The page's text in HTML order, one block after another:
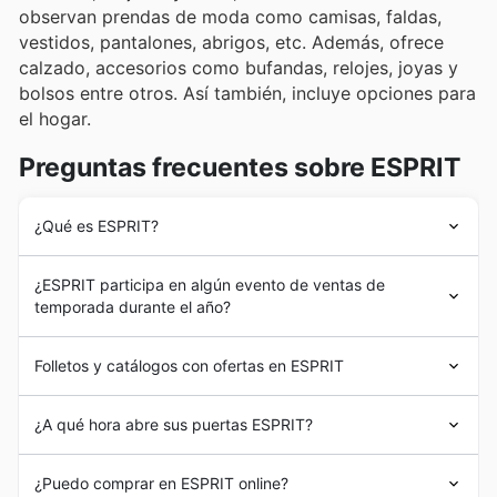
observan prendas de moda como camisas, faldas,
vestidos, pantalones, abrigos, etc. Además, ofrece
calzado, accesorios como bufandas, relojes, joyas y
bolsos entre otros. Así también, incluye opciones para
el hogar.
Preguntas frecuentes sobre ESPRIT
¿Qué es ESPRIT?
la pareja Susie y Doug Tompkins, inspirados en el
espíritu revolucionario de la época, dieron vida a la
marca caracterizada por representar personas reales
brindándoles prendas de calidad y sustentables.
Actualmente,
ESPRIT
ellos, España, donde cuenta con una tienda online y
entre otras.
¿ESPRIT participa en algún evento de ventas de
temporada durante el año?
año?
¡Por supuesto! ESPRIT, como muchos otrosretailers en
España, participa activamente enrebajas de
temporada
descuentos semanales
folletos ,anuncios semanalesybrochures
Folletos y catálogos con ofertas en ESPRIT
centrales se ubican en Alemania y Hong Kong. Se
especializa en diseñar, producir y comercializar
principalmente prendas de modajunto a un amplio
¿A qué hora abre sus puertas ESPRIT?
servicio de atención al cliente a través del sitio web con
¿Puedo comprar en ESPRIT online?